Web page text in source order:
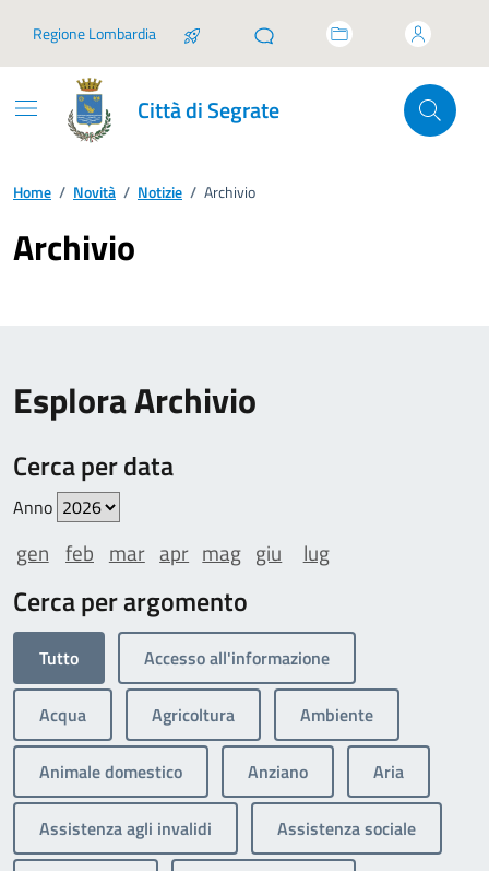
Regione Lombardia
Città di Segrate
Home / Novità / Notizie / Archivio
Archivio
Esplora Archivio
Cerca per data
Anno
gen feb mar apr mag giu lug
Cerca per argomento
Tutto Accesso all'informazione
Acqua Agricoltura Ambiente
Animale domestico Anziano Aria
Assistenza agli invalidi Assistenza sociale